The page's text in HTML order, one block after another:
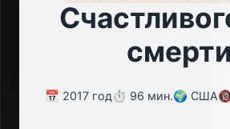
смерти
📅 2017 год⏱️ 96 мин.🌍 США